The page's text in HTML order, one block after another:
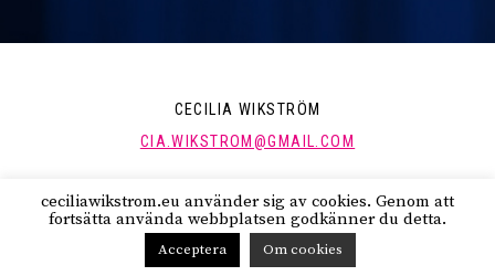
CECILIA WIKSTRÖM
CIA.WIKSTROM@GMAIL.COM
FÖLJ MIG:
ceciliawikstrom.eu använder sig av cookies. Genom att
fortsätta använda webbplatsen godkänner du detta.
Acceptera Om cookies